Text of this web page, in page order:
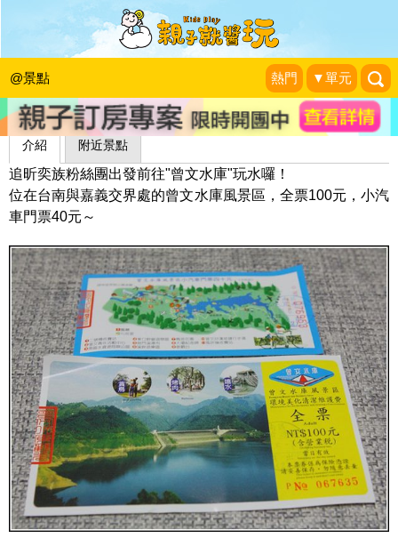
@景點 熱門 ▼單元
曾文水庫風景區
昕滿奕足
介紹 附近景點
追昕奕族粉絲團出發前往"曾文水庫"玩水囉！
位在台南與嘉義交界處的曾文水庫風景區，全票100元，小汽
車門票40元～